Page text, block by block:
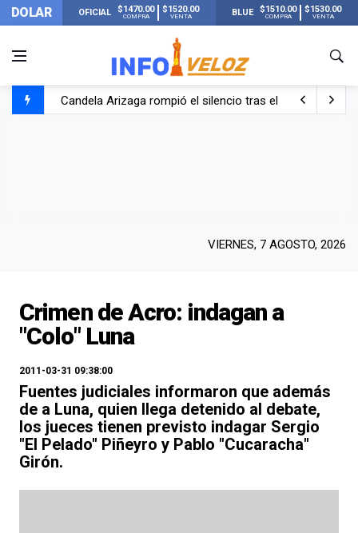
DOLAR OFICIAL $1470.00
COMPRA
$1520.00
VENTA BLUE $1510.00
COMPRA
$1530.00
VENTA
Candela Arizaga rompió el silencio tras el incidente con
VIERNES, 7 AGOSTO, 2026
Crimen de Acro: indagan a
"Colo" Luna
2011-03-31 09:38:00
Fuentes judiciales informaron que además
de a Luna, quien llega detenido al debate,
los jueces tienen previsto indagar Sergio
"El Pelado" Piñeyro y Pablo "Cucaracha"
Girón.